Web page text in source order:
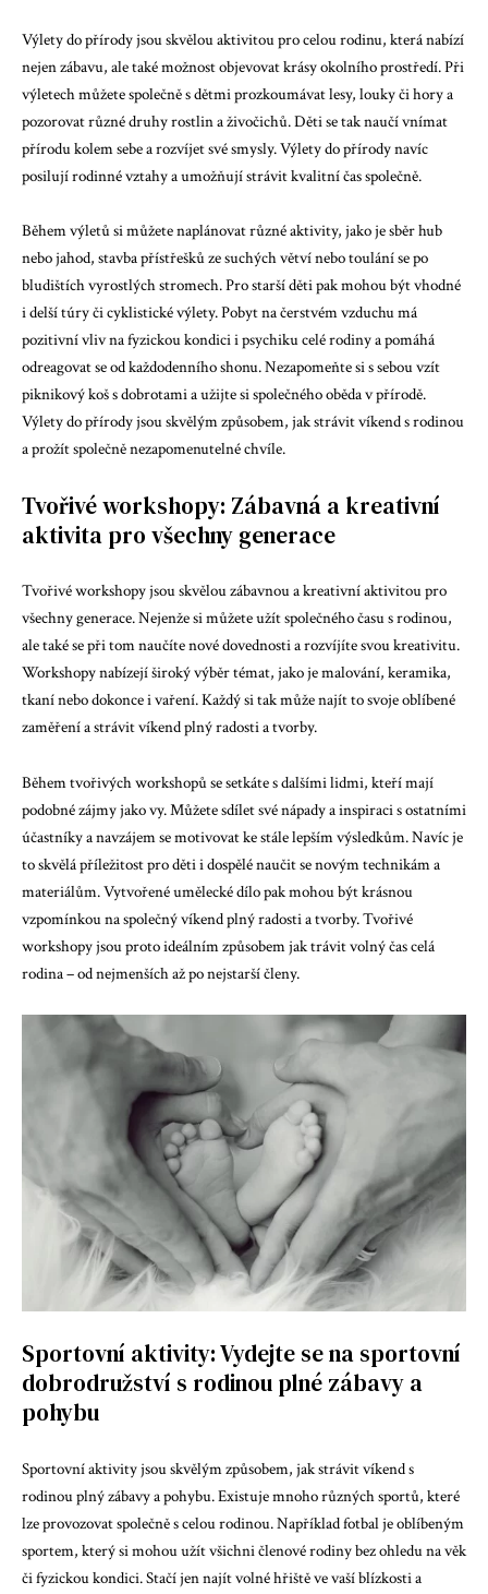
Výlety do přírody jsou skvělou aktivitou pro celou rodinu, která nabízí
nejen zábavu, ale také možnost objevovat krásy okolního prostředí. Při
výletech můžete společně s dětmi prozkoumávat lesy, louky či hory a
pozorovat různé druhy rostlin a živočichů. Děti se tak naučí vnímat
přírodu kolem sebe a rozvíjet své smysly. Výlety do přírody navíc
posilují rodinné vztahy a umožňují strávit kvalitní čas společně.
Během výletů si můžete naplánovat různé aktivity, jako je sběr hub
nebo jahod, stavba přístřešků ze suchých větví nebo toulání se po
bludištích vyrostlých stromech. Pro starší děti pak mohou být vhodné
i delší túry či cyklistické výlety. Pobyt na čerstvém vzduchu má
pozitivní vliv na fyzickou kondici i psychiku celé rodiny a pomáhá
odreagovat se od každodenního shonu. Nezapomeňte si s sebou vzít
piknikový koš s dobrotami a užijte si společného oběda v přírodě.
Výlety do přírody jsou skvělým způsobem, jak strávit víkend s rodinou
a prožít společně nezapomenutelné chvíle.
Tvořivé workshopy: Zábavná a kreativní
aktivita pro všechny generace
Tvořivé workshopy jsou skvělou zábavnou a kreativní aktivitou pro
všechny generace. Nejenže si můžete užít společného času s rodinou,
ale také se při tom naučíte nové dovednosti a rozvíjíte svou kreativitu.
Workshopy nabízejí široký výběr témat, jako je malování, keramika,
tkaní nebo dokonce i vaření. Každý si tak může najít to svoje oblíbené
zaměření a strávit víkend plný radosti a tvorby.
Během tvořivých workshopů se setkáte s dalšími lidmi, kteří mají
podobné zájmy jako vy. Můžete sdílet své nápady a inspiraci s ostatními
účastníky a navzájem se motivovat ke stále lepším výsledkům. Navíc je
to skvělá příležitost pro děti i dospělé naučit se novým technikám a
materiálům. Vytvořené umělecké dílo pak mohou být krásnou
vzpomínkou na společný víkend plný radosti a tvorby. Tvořivé
workshopy jsou proto ideálním způsobem jak trávit volný čas celá
rodina – od nejmenších až po nejstarší členy.
Sportovní aktivity: Vydejte se na sportovní
dobrodružství s rodinou plné zábavy a
pohybu
Sportovní aktivity jsou skvělým způsobem, jak strávit víkend s
rodinou plný zábavy a pohybu. Existuje mnoho různých sportů, které
lze provozovat společně s celou rodinou. Například fotbal je oblíbeným
sportem, který si mohou užít všichni členové rodiny bez ohledu na věk
či fyzickou kondici. Stačí jen najít volné hřiště ve vaší blízkosti a